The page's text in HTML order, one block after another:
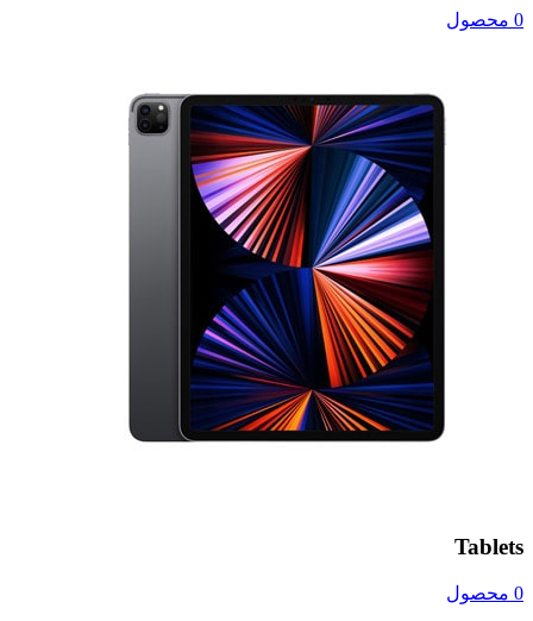
0 محصول
Tablets
0 محصول